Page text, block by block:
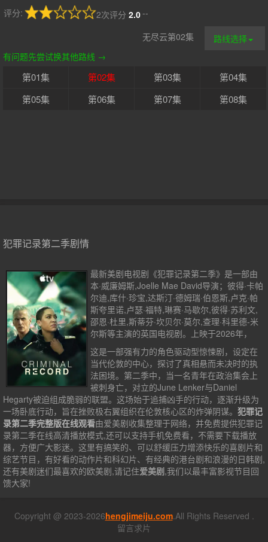
评分: 2.0
2次评分 --
路线选择
无尽云第02集
有问题先尝试换其他路线 →
第01集 第02集 第03集
第04集
第05集
第06集 第07集 第08集
犯罪记录第二季剧情
最新美剧电视剧《犯罪记录第二季》是一部由
本·威廉姆斯,Joelle Mae David导演；彼得·卡帕
尔迪,库什·珍宝,达斯汀·德姆瑞·伯恩斯,卢克·帕
斯夸里诺,卢瑟·福特,琳赛·马歇尔,彼得·苏利文,
邵恩·杜里,斯蒂芬·坎贝尔·莫尔,查理·科里德-米
尔斯等主演的英国电视剧。上映于2026年，
这是一部强有力的角色驱动型惊悚剧，设定在
当代伦敦的中心，探讨了真相悬而未决时的执
法困境。第二季中，当一名青年在政治集会上
被刺身亡，对立的June Lenker与Daniel
Hegarty被迫组成脆弱的联盟。这场始于追捕凶手的行动，逐渐升级为
一场卧底行动，旨在挫败极右翼组织在伦敦核心区的炸弹阴谋。 犯罪记
录第二季完整版在线观看由爱美剧收集整理于网络，并免费提供犯罪记
录第二季在线高清播放模式,还可以支持手机免费看，不需要下载播放
器，方便广大影迷。这里有搞笑的、可以舒缓压力增添快乐的喜剧片和
综艺节目，有好看的动作片和科幻片、有经典的港台剧和浪漫的日韩剧,
还有美剧迷们最喜欢的欧美剧,请记住爱美剧,我们以最丰富影视节目回
馈大家!
Copyright @ 2023-2026hengjimeiju.com.All Rights Reserved .
留言求片